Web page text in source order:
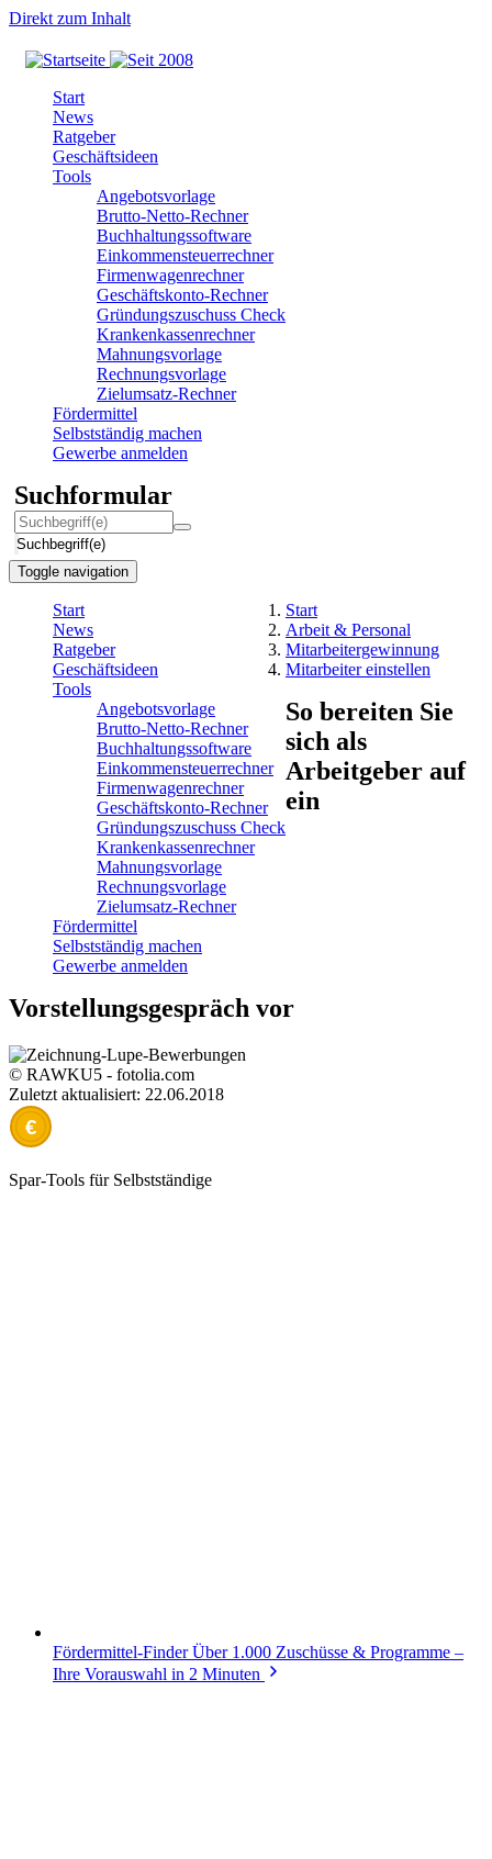
Direkt zum Inhalt
Start
News
Ratgeber
Geschäftsideen
Tools
Angebotsvorlage
Brutto-Netto-Rechner
Buchhaltungssoftware
Einkommensteuerrechner
Firmenwagenrechner
Geschäftskonto-Rechner
Gründungszuschuss Check
Krankenkassenrechner
Mahnungsvorlage
Rechnungsvorlage
Zielumsatz-Rechner
Fördermittel
Selbstständig machen
Gewerbe anmelden
Suchformular
Suchbegriff(e)
Toggle navigation
Start
News
Ratgeber
Geschäftsideen
Tools
Angebotsvorlage
Brutto-Netto-Rechner
Buchhaltungssoftware
Einkommensteuerrechner
Firmenwagenrechner
Geschäftskonto-Rechner
Gründungszuschuss Check
Krankenkassenrechner
Mahnungsvorlage
Rechnungsvorlage
Zielumsatz-Rechner
Fördermittel
Selbstständig machen
Gewerbe anmelden
Start
Arbeit & Personal
Mitarbeitergewinnung
Mitarbeiter einstellen
So bereiten Sie
sich als
Arbeitgeber auf
ein
Vorstellungsgespräch vor
© RAWKU5 - fotolia.com
Zuletzt aktualisiert: 22.06.2018
€
Spar-Tools für Selbstständige
Fördermittel-Finder Über 1.000 Zuschüsse & Programme –
Ihre Vorauswahl in 2 Minuten